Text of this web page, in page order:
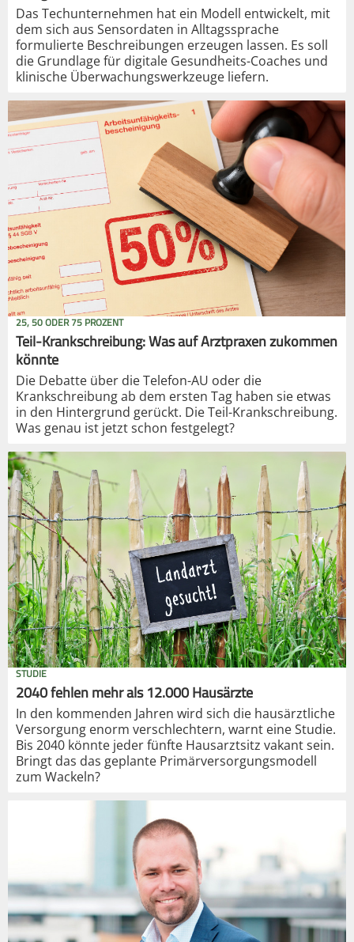
Das Techunternehmen hat ein Modell entwickelt, mit
dem sich aus Sensordaten in Alltagssprache
formulierte Beschreibungen erzeugen lassen. Es soll
die Grundlage für digitale Gesundheits-Coaches und
klinische Überwachungswerkzeuge liefern.
25, 50 ODER 75 PROZENT
Teil-Krankschreibung: Was auf Arztpraxen zukommen
könnte
Die Debatte über die Telefon-AU oder die
Krankschreibung ab dem ersten Tag haben sie etwas
in den Hintergrund gerückt. Die Teil-Krankschreibung.
Was genau ist jetzt schon festgelegt?
STUDIE
2040 fehlen mehr als 12.000 Hausärzte
In den kommenden Jahren wird sich die hausärztliche
Versorgung enorm verschlechtern, warnt eine Studie.
Bis 2040 könnte jeder fünfte Hausarztsitz vakant sein.
Bringt das das geplante Primärversorgungsmodell
zum Wackeln?